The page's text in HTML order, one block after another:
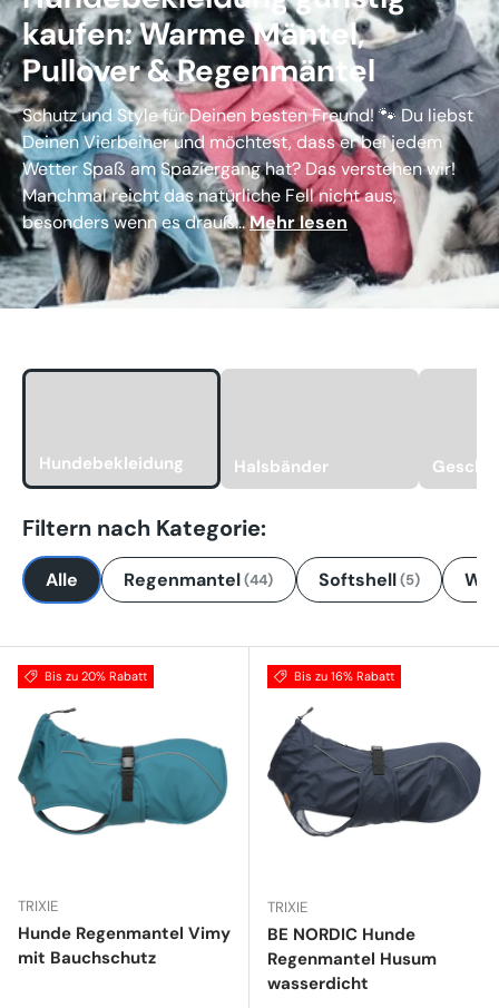
kaufen: Warme Mäntel,
Pullover & Regenmäntel
Schutz und Style für Deinen besten Freund! 🐾 Du liebst
Deinen Vierbeiner und möchtest, dass er bei jedem
Wetter Spaß am Spaziergang hat? Das verstehen wir!
Manchmal reicht das natürliche Fell nicht aus,
besonders wenn es drauß...Mehr lesen
Hundebekleidung Halsbänder
Filtern nach Kategorie:
Alle Regenmantel(44) Softshell(5)
Bis zu 20% Rabatt
TRIXIE
Hunde Regenmantel Vimy
mit Bauchschutz
Bis zu 16% Rabatt
TRIXIE
BE NORDIC Hunde
Regenmantel Husum
wasserdicht